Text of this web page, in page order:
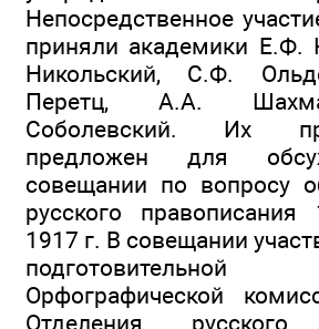
Непосредственное
приняли академики Е.Ф.
Никольский, С.Ф.
Перетц, А.А.
Соболевский. Их
предложен для
совещании по вопросу
русского
1917 г. В совещании
подготовительной
Орфографической
Отделения